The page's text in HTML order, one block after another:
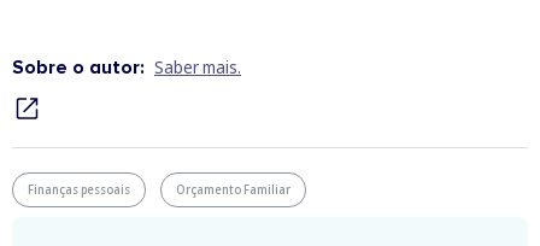
Sobre o autor: Saber mais.
Finanças pessoais Orçamento Familiar